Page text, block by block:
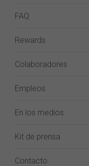
FAQ
Rewards
Colaboradores
Empleos
En los medios
Kit de prensa
Contacto